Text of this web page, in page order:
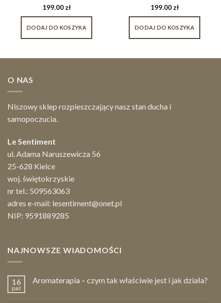
199.00 zł
DODAJ DO KOSZYKA
199.00 zł
DODAJ DO KOSZYKA
O NAS
Niszowy sklep rozpieszczający nasz stan ducha i
samopoczucia.
Le Sentiment
ul. Adama Naruszewicza 56
25-628 Kielce
woj. świętokrzyskie
nr tel.: 509563063
adres e-mail: lesentiment@onet.pl
NIP: 9591889285
NAJNOWSZE WIADOMOŚCI
16
paź
Aromaterapia – czym tak właściwie jest i jak działa?